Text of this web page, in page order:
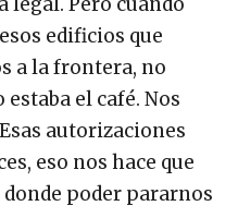
edificios que
a la frontera, no
el café. Nos
autorizaciones
eso nos hace que
poder pararnos